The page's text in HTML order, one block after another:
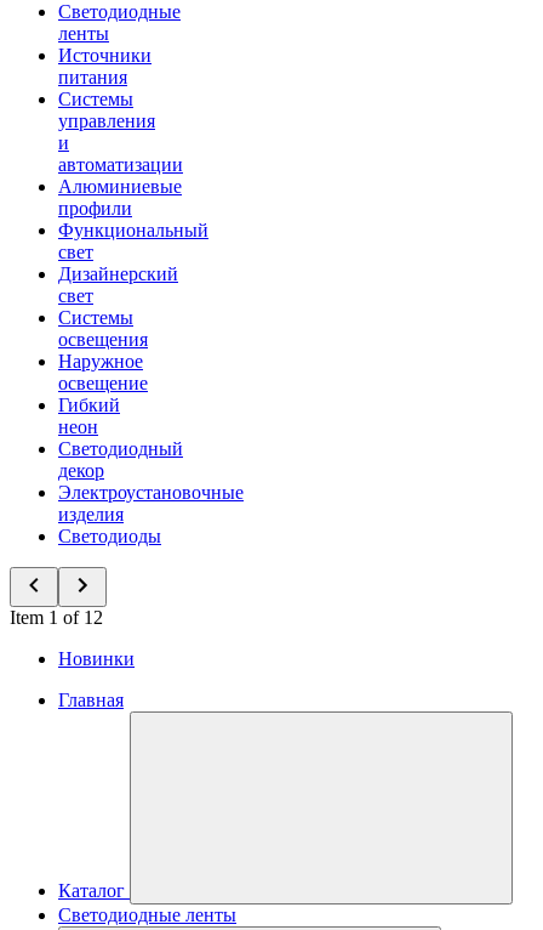
Светодиодные
ленты
Источники
питания
Системы
управления
и
автоматизации
Алюминиевые
профили
Функциональный
свет
Дизайнерский
свет
Системы
освещения
Наружное
освещение
Гибкий
неон
Светодиодный
декор
Электроустановочные
изделия
Светодиоды
Item 1 of 12
Новинки
Главная
Каталог
Светодиодные ленты